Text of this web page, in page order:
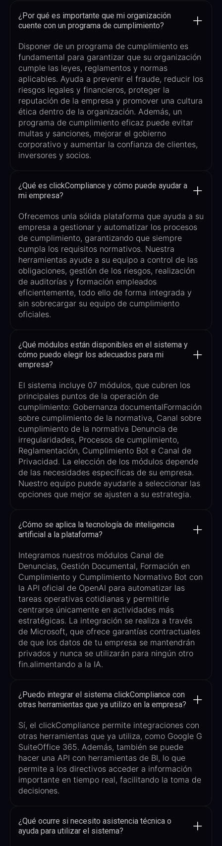
¿Por qué es importante que mi organización
cuente con un programa de cumplimiento?
Disponer de un programa de cumplimiento es
fundamental para garantizar que su organización
cumple las leyes, reglamentos y normas
aplicables. Ayuda a prevenir el fraude, reducir los
riesgos legales y financieros, proteger la
reputación de la empresa y promover una cultura
ética dentro de la organización. Además, un
programa de cumplimiento eficaz puede evitar
multas y sanciones, mejorar el gobierno
corporativo y aumentar la confianza de clientes,
inversores y socios.
¿Qué es clickCompliance y cómo puede ayudar a
mi empresa?
Ofrecemos unla sólida plataforma que ayuda a su
empresa a gestionar y automatizar los procesos
de cumplimiento, garantizando que siempre
cumpla los requisitos normativos. Nuestra
herramientas ayude a su equipo a control de las
obligaciones, gestión de los riesgos, realización
de auditorías y formación empleados
eficientemente, todo ello de forma integrada y
sin sobrecargar su equipo de cumplimiento
oficiales.
¿Qué módulos están disponibles en el sistema y
cómo puedo elegir los adecuados para mi
empresa?
El sistema incluye 07 módulos, que cubren los
principales puntos de la operación de
cumplimiento: Gobernanza documentalFormación
sobre cumplimiento de la normativa, Canal sobre
cumplimiento de la normativa Denuncia de
irregularidades, Procesos de cumplimiento,
Reglamentación, Cumplimiento Bot e Canal de
Privacidad​. La elección de los módulos depende
de las necesidades específicas de su empresa.
Nuestro equipo puede ayudarle a seleccionar las
opciones que mejor se ajusten a su estrategia.
¿Cómo se aplica la tecnología de inteligencia
artificial a la plataforma?
Integramos nuestros módulos Canal de
Denuncias, Gestión Documental, Formación en
Cumplimiento y Cumplimiento Normativo Bot con
la API oficial de OpenAI para automatizar las
tareas operativas cotidianas y permitirle
centrarse únicamente en actividades más
estratégicas. La integración se realiza a través
de Microsoft, que ofrece garantías contractuales
de que los datos de tu empresa se mantendrán
privados y nunca se utilizarán para ningún otro
fin.alimentando a la IA.
¿Puedo integrar el sistema clickCompliance con
otras herramientas que ya utilizo en la empresa?
Sí, el clickCompliance permite integraciones con
otras herramientas que ya utiliza, como Google G
SuiteOffice 365. Además, también se puede
hacer una API con herramientas de BI, lo que
permite a los directivos acceder a información
importante en tiempo real, facilitando la toma de
decisiones.
¿Qué ocurre si necesito asistencia técnica o
ayuda para utilizar el sistema?